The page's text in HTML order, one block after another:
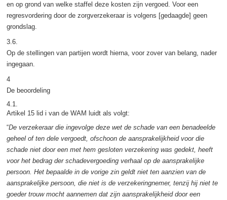
en op grond van welke staffel deze kosten zijn vergoed. Voor een
regresvordering door de zorgverzekeraar is volgens [gedaagde] geen
grondslag.
3.6.
Op de stellingen van partijen wordt hierna, voor zover van belang, nader
ingegaan.
4
De beoordeling
4.1.
Artikel 15 lid i van de WAM luidt als volgt:
“De verzekeraar die ingevolge deze wet de schade van een benadeelde
geheel of ten dele vergoedt, ofschoon de aansprakelijkheid voor die
schade niet door een met hem gesloten verzekering was gedekt, heeft
voor het bedrag der schadevergoeding verhaal op de aansprakelijke
persoon. Het bepaalde in de vorige zin geldt niet ten aanzien van de
aansprakelijke persoon, die niet is de verzekeringnemer, tenzij hij niet te
goeder trouw mocht aannemen dat zijn aansprakelijkheid door een